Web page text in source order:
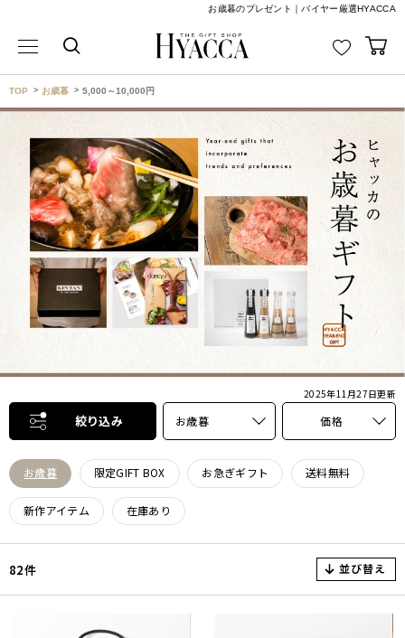
お歳暮のプレゼント｜バイヤー厳選HYACCA
TOP お歳暮 5,000～10,000円
2025年11月27日更新
絞り込み お歳暮 価格
お歳暮 限定GIFT BOX お急ぎギフト 送料無料
新作アイテム 在庫あり
82件 並び替え